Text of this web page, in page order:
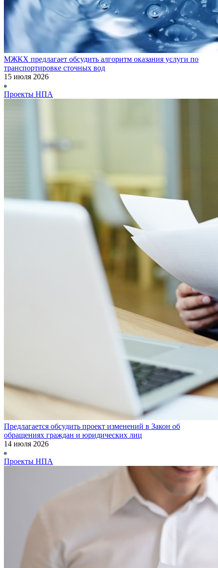
МЖКХ предлагает обсудить алгоритм оказания услуги по
транспортировке сточных вод
15 июля 2026
Проекты НПА
Предлагается обсудить проект изменений в Закон об
обращениях граждан и юридических лиц
14 июля 2026
Проекты НПА